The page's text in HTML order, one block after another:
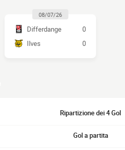
08/07/26
Differdange
0
Ilves
0
Ripartizione dei 4 Gol
Gol a partita